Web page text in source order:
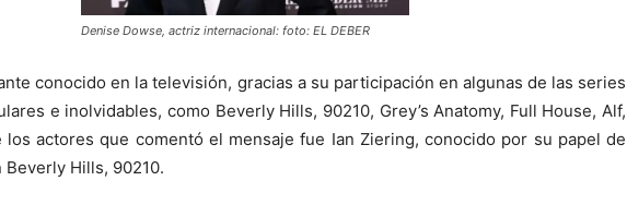
Denise Dowse, actriz internacional: foto: EL DEBER
conocido en la televisión, gracias a su participación en algunas de las series
e inolvidables, como Beverly Hills, 90210, Grey’s Anatomy, Full House, Alf,
actores que comentó el mensaje fue Ian Ziering, conocido por su papel de
Beverly Hills, 90210.